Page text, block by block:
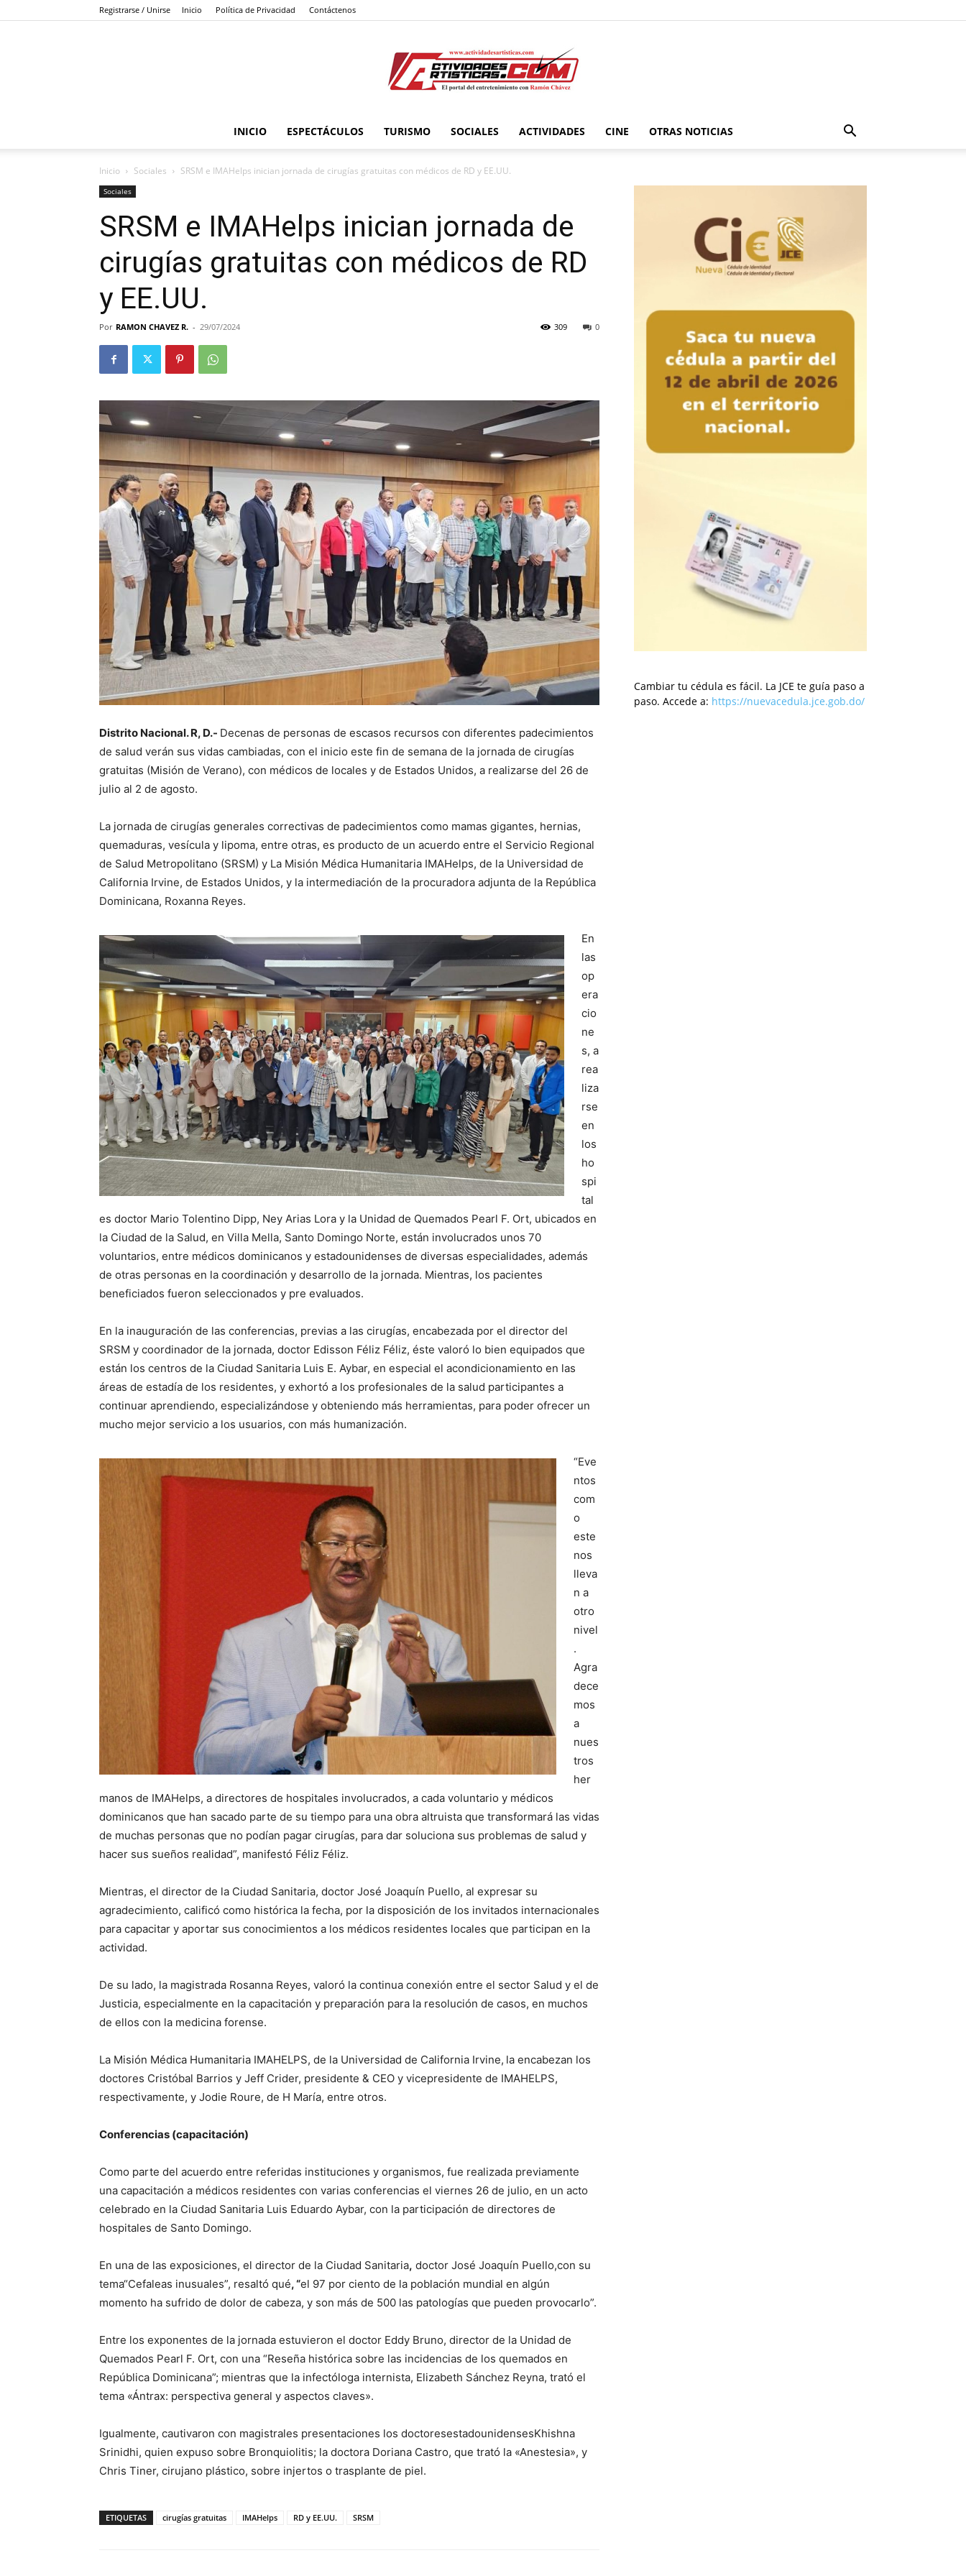
Registrarse / Unirse Inicio Política de Privacidad Contáctenos
Actividadesartisticas.com
INICIO ESPECTÁCULOS TURISMO SOCIALES ACTIVIDADES CINE OTRAS NOTICIAS
Inicio Sociales SRSM e IMAHelps inician jornada de cirugías gratuitas con médicos de RD y EE.UU.
Sociales
SRSM e IMAHelps inician jornada de
cirugías gratuitas con médicos de RD
y EE.UU.
Por RAMON CHAVEZ R. - 29/07/2024 0
309
Distrito Nacional. R, D.- Decenas de personas de escasos recursos con diferentes padecimientos
de salud verán sus vidas cambiadas, con el inicio este fin de semana de la jornada de cirugías
gratuitas (Misión de Verano), con médicos de locales y de Estados Unidos, a realizarse del 26 de
julio al 2 de agosto.
La jornada de cirugías generales correctivas de padecimientos como mamas gigantes, hernias,
quemaduras, vesícula y lipoma, entre otras, es producto de un acuerdo entre el Servicio Regional
de Salud Metropolitano (SRSM) y La Misión Médica Humanitaria IMAHelps, de la Universidad de
California Irvine, de Estados Unidos, y la intermediación de la procuradora adjunta de la República
Dominicana, Roxanna Reyes.
En
las
op
era
cio
ne
s, a
rea
liza
rse
en
los
ho
spi
tal
es doctor Mario Tolentino Dipp, Ney Arias Lora y la Unidad de Quemados Pearl F. Ort, ubicados en
la Ciudad de la Salud, en Villa Mella, Santo Domingo Norte, están involucrados unos 70
voluntarios, entre médicos dominicanos y estadounidenses de diversas especialidades, además
de otras personas en la coordinación y desarrollo de la jornada. Mientras, los pacientes
beneficiados fueron seleccionados y pre evaluados.
En la inauguración de las conferencias, previas a las cirugías, encabezada por el director del
SRSM y coordinador de la jornada, doctor Edisson Féliz Féliz, éste valoró lo bien equipados que
están los centros de la Ciudad Sanitaria Luis E. Aybar, en especial el acondicionamiento en las
áreas de estadía de los residentes, y exhortó a los profesionales de la salud participantes a
continuar aprendiendo, especializándose y obteniendo más herramientas, para poder ofrecer un
mucho mejor servicio a los usuarios, con más humanización.
“Eve
ntos
com
o
este
nos
lleva
n a
otro
nivel
.
Agra
dece
mos
a
nues
tros
her
manos de IMAHelps, a directores de hospitales involucrados, a cada voluntario y médicos
dominicanos que han sacado parte de su tiempo para una obra altruista que transformará las vidas
de muchas personas que no podían pagar cirugías, para dar soluciona sus problemas de salud y
hacer sus sueños realidad”, manifestó Féliz Féliz.
Mientras, el director de la Ciudad Sanitaria, doctor José Joaquín Puello, al expresar su
agradecimiento, calificó como histórica la fecha, por la disposición de los invitados internacionales
para capacitar y aportar sus conocimientos a los médicos residentes locales que participan en la
actividad.
De su lado, la magistrada Rosanna Reyes, valoró la continua conexión entre el sector Salud y el de
Justicia, especialmente en la capacitación y preparación para la resolución de casos, en muchos
de ellos con la medicina forense.
La Misión Médica Humanitaria IMAHELPS, de la Universidad de California Irvine, la encabezan los
doctores Cristóbal Barrios y Jeff Crider, presidente & CEO y vicepresidente de IMAHELPS,
respectivamente, y Jodie Roure, de H María, entre otros.
Conferencias (capacitación)
Como parte del acuerdo entre referidas instituciones y organismos, fue realizada previamente
una capacitación a médicos residentes con varias conferencias el viernes 26 de julio, en un acto
celebrado en la Ciudad Sanitaria Luis Eduardo Aybar, con la participación de directores de
hospitales de Santo Domingo.
En una de las exposiciones, el director de la Ciudad Sanitaria, doctor José Joaquín Puello,con su
tema“Cefaleas inusuales”, resaltó qué, “el 97 por ciento de la población mundial en algún
momento ha sufrido de dolor de cabeza, y son más de 500 las patologías que pueden provocarlo”.
Entre los exponentes de la jornada estuvieron el doctor Eddy Bruno, director de la Unidad de
Quemados Pearl F. Ort, con una “Reseña histórica sobre las incidencias de los quemados en
República Dominicana”; mientras que la infectóloga internista, Elizabeth Sánchez Reyna, trató el
tema «Ántrax: perspectiva general y aspectos claves».
Igualmente, cautivaron con magistrales presentaciones los doctoresestadounidensesKhishna
Srinidhi, quien expuso sobre Bronquiolitis; la doctora Doriana Castro, que trató la «Anestesia», y
Chris Tiner, cirujano plástico, sobre injertos o trasplante de piel.
ETIQUETAS cirugías gratuitas IMAHelps RD y EE.UU. SRSM
Cambiar tu cédula es fácil. La JCE te guía paso a
paso. Accede a: https://nuevacedula.jce.gob.do/